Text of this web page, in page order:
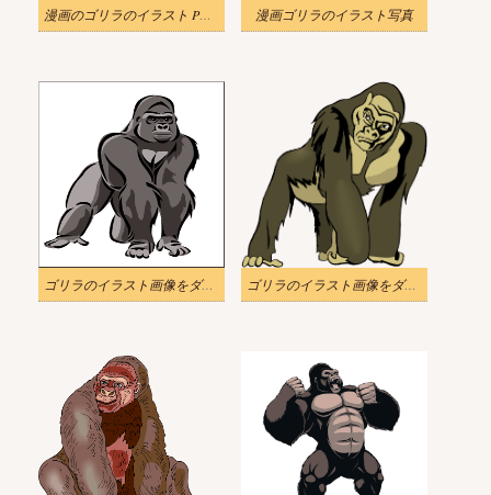
漫画のゴリラのイラスト PNG 無料 漫画ゴリラのイラスト写真
ゴリラのイラスト画像をダウンロード ゴリラのイラスト画像をダウンロード 2